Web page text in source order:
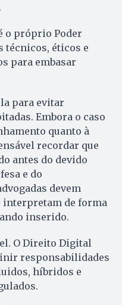
o próprio Poder
técnicos, éticos e
para embasar
para evitar
Embora o caso
quanto à
recordar que
antes do devido
e do
devem
interpretam de forma
inserido.
O Direito Digital
responsabilidades
híbridos e